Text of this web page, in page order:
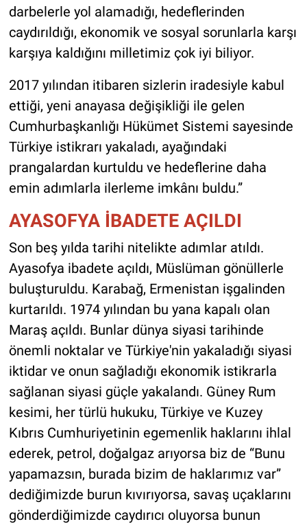
darbelerle yol alamadığı, hedeflerinden
caydırıldığı, ekonomik ve sosyal sorunlarla karşı
karşıya kaldığını milletimiz çok iyi biliyor.
2017 yılından itibaren sizlerin iradesiyle kabul
ettiği, yeni anayasa değişikliği ile gelen
Cumhurbaşkanlığı Hükümet Sistemi sayesinde
Türkiye istikrarı yakaladı, ayağındaki
prangalardan kurtuldu ve hedeflerine daha
emin adımlarla ilerleme imkânı buldu.”
AYASOFYA İBADETE AÇILDI
Son beş yılda tarihi nitelikte adımlar atıldı.
Ayasofya ibadete açıldı, Müslüman gönüllerle
buluşturuldu. Karabağ, Ermenistan işgalinden
kurtarıldı. 1974 yılından bu yana kapalı olan
Maraş açıldı. Bunlar dünya siyasi tarihinde
önemli noktalar ve Türkiye'nin yakaladığı siyasi
iktidar ve onun sağladığı ekonomik istikrarla
sağlanan siyasi güçle yakalandı. Güney Rum
kesimi, her türlü hukuku, Türkiye ve Kuzey
Kıbrıs Cumhuriyetinin egemenlik haklarını ihlal
ederek, petrol, doğalgaz arıyorsa biz de “Bunu
yapamazsın, burada bizim de haklarımız var”
dediğimizde burun kıvırıyorsa, savaş uçaklarını
gönderdiğimizde caydırıcı oluyorsa bunun